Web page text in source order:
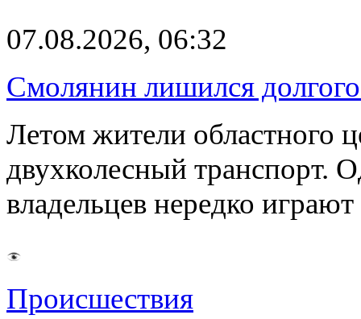
07.08.2026, 06:32
Смолянин лишился
Летом жители областного
двухколесный транспорт.
владельцев нередко
Происшествия